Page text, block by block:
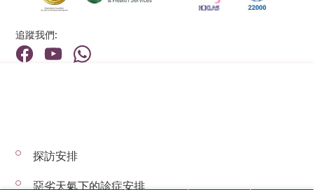
追蹤我們:
© 2026 版權所有 © 港安醫療 保留一切權利
探訪安排
惡劣天氣下的診症安排